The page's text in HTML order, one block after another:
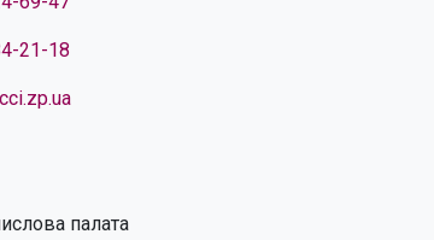
21-18
палата